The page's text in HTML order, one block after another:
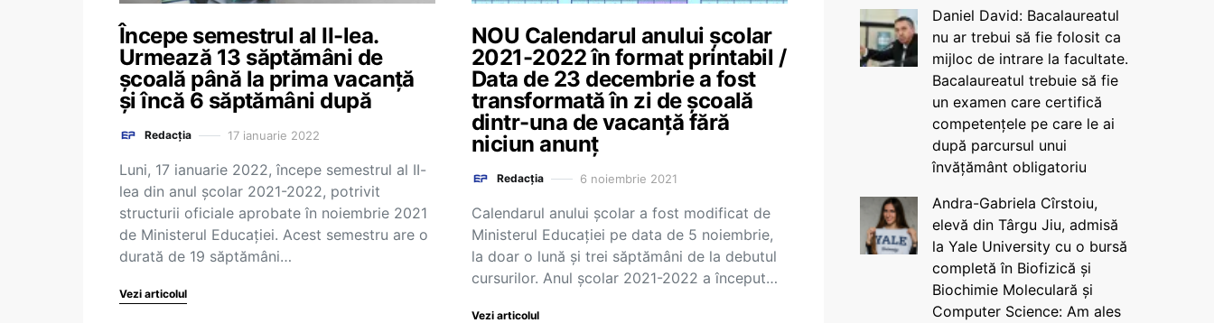
Începe semestrul al II-lea.
Urmează 13 săptămâni de
școală până la prima vacanță
și încă 6 săptămâni după
Redacția 17 ianuarie 2022
Luni, 17 ianuarie 2022, începe semestrul al II-
lea din anul școlar 2021-2022, potrivit
structurii oficiale aprobate în noiembrie 2021
de Ministerul Educației. Acest semestru are o
durată de 19 săptămâni…
Vezi articolul
NOU Calendarul anului școlar
2021-2022 în format printabil /
Data de 23 decembrie a fost
transformată în zi de școală
dintr-una de vacanță fără
niciun anunț
Redacția 6 noiembrie 2021
Calendarul anului școlar a fost modificat de
Ministerul Educației pe data de 5 noiembrie,
la doar o lună și trei săptămâni de la debutul
cursurilor. Anul şcolar 2021-2022 a început…
Vezi articolul
Daniel David: Bacalaureatul
nu ar trebui să fie folosit ca
mijloc de intrare la facultate.
Bacalaureatul trebuie să fie
un examen care certifică
competențele pe care le ai
după parcursul unui
învățământ obligatoriu
Andra-Gabriela Cîrstoiu,
elevă din Târgu Jiu, admisă
la Yale University cu o bursă
completă în Biofizică și
Biochimie Moleculară și
Computer Science: Am ales